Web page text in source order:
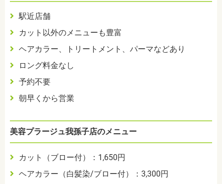
駅近店舗
カット以外のメニューも豊富
ヘアカラー、トリートメント、パーマなどあり
ロング料金なし
予約不要
朝早くから営業
美容プラージュ我孫子店のメニュー
カット（ブロー付）：1,650円
ヘアカラー（白髪染/ブロー付）：3,300円